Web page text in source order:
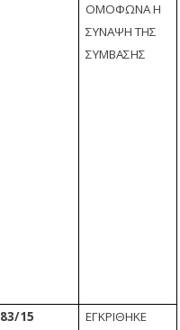
ΟΜΟΦΩΝΑ Η
ΣΥΝΑΨΗ ΤΗΣ
ΣΥΜΒΑΣΗΣ
83/15
ΕΓΚΡΙΘΗΚΕ